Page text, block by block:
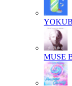
MUSE